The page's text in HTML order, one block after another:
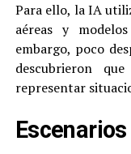
Para ello, la IA
aéreas y
embargo, poco
descubrieron
representar